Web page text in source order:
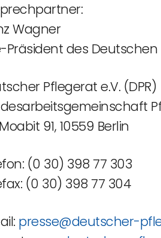
Wagner
Präsident des
Pflegerat e.V. (DPR)
91, 10559 Berlin
(0 30) 398 77 303
(0 30) 398 77 304
presse@deutscher-